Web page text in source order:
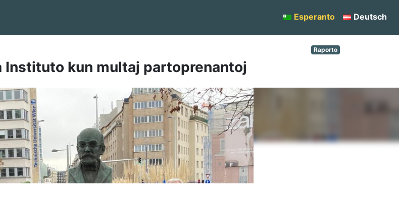
Esperanto Deutsch
Raporto
kun multaj partoprenantoj